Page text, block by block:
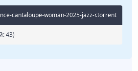
cantaloupe-woman-2025-jazz-r.torrent
43)